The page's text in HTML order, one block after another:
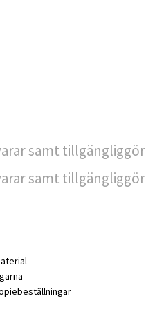
samt tillgängliggör
samt tillgängliggör